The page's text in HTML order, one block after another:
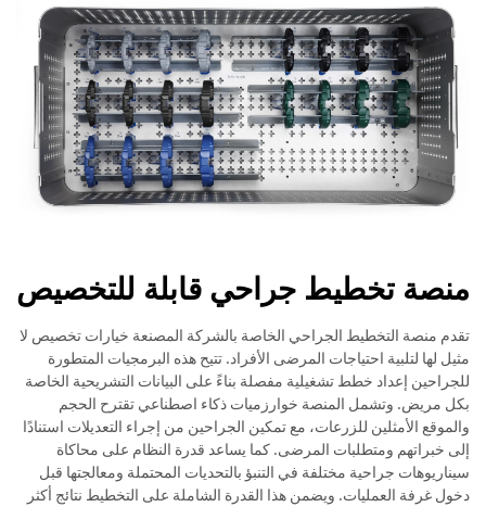
منصة تخطيط جراحي قابلة للتخصيص
تقدم منصة التخطيط الجراحي الخاصة بالشركة المصنعة خيارات تخصيص لا
مثيل لها لتلبية احتياجات المرضى الأفراد. تتيح هذه البرمجيات المتطورة
للجراحين إعداد خطط تشغيلية مفصلة بناءً على البيانات التشريحية الخاصة
بكل مريض. وتشمل المنصة خوارزميات ذكاء اصطناعي تقترح الحجم
والموقع الأمثلين للزرعات، مع تمكين الجراحين من إجراء التعديلات استنادًا
إلى خبراتهم ومتطلبات المرضى. كما يساعد قدرة النظام على محاكاة
سيناريوهات جراحية مختلفة في التنبؤ بالتحديات المحتملة ومعالجتها قبل
دخول غرفة العمليات. ويضمن هذا القدرة الشاملة على التخطيط نتائج أكثر